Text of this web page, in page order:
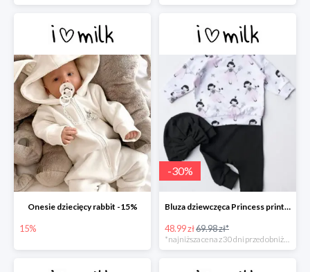
Onesie dziecięcy rabbit -15%
15%
-30%
Bluza dziewczęca Princess print -30%
48.99 zł69.98 zł*